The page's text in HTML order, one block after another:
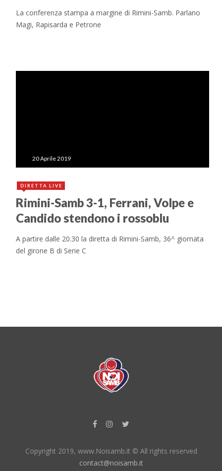
La conferenza stampa a margine di Rimini-Samb. Parlano
Magi, Rapisarda e Petrone
20 Aprile 2019
DIRETTA LIVE
Rimini-Samb 3-1, Ferrani, Volpe e
Candido stendono i rossoblu
A partire dalle 20.30 la diretta di Rimini-Samb, 36^ giornata
del girone B di Serie C
Copyright 2019, www.Noisamb.it © All rights reserved
contact@noisamb.it